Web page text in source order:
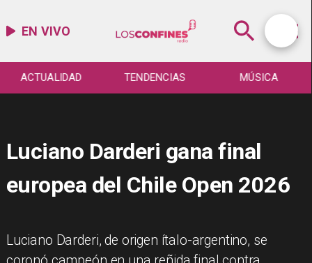
EN VIVO
TENDENCIAS MÚSICA
Luciano Darderi gana final
europea del Chile Open 2026
Luciano Darderi, de origen ítalo-argentino, se